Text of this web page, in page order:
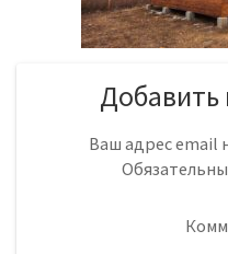
Ваш адрес email